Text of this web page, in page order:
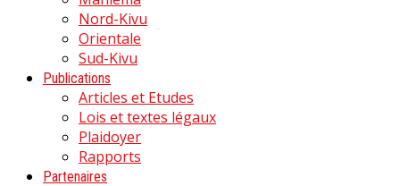
Nord-Kivu
Orientale
Sud-Kivu
Publications
Articles et Etudes
Lois et textes légaux
Plaidoyer
Rapports
Partenaires